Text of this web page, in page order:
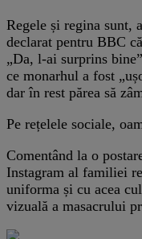
Regele și regina sunt,
declarat pentru BBC
„Da, l-ai surprins
ce monarhul a fost
dar în rest părea să
Pe rețelele sociale,
Comentând la o
Instagram al familiei
uniforma și cu acea
vizuală a masacrului